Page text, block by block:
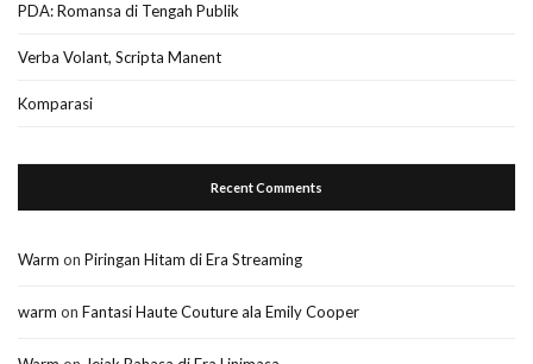
PDA: Romansa di Tengah Publik
Verba Volant, Scripta Manent
Komparasi
Recent Comments
Warm on Piringan Hitam di Era Streaming
warm on Fantasi Haute Couture ala Emily Cooper